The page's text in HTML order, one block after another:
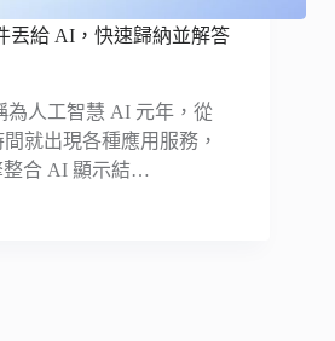
丟給 AI，快速歸納並解答
為人工智慧 AI 元年，從
就出現各種應用服務，
整合 AI 顯示結…